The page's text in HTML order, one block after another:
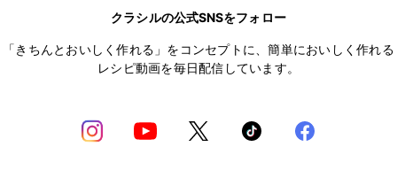
クラシルの公式SNSをフォロー
「きちんとおいしく作れる」をコンセプトに、簡単においしく作れる
レシピ動画を毎日配信しています。